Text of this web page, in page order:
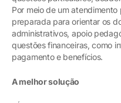
Por meio de um
preparada para orientar os
administrativos, apoio
questões financeiras, como
pagamento e benefícios.
A melhor solução